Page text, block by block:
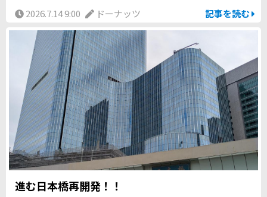
ぇ」と集まってつくる、そんな温かさがあるんです。やぐ
らを囲んで踊る曲も、定番の「東京音頭」や「炭坑節」か
ら、子どもたちが喜ぶアニメ曲まで、幅広く流れるんで
す。
2026.7.14 9:00 ドーナッツ 記事を読む
進む日本橋再開発！！